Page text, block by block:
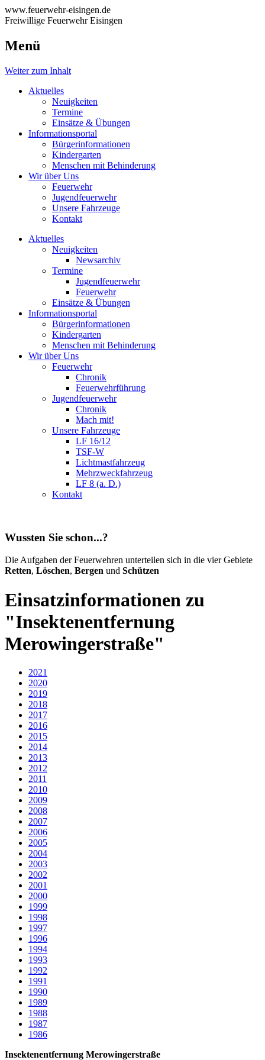
www.feuerwehr-eisingen.de
Freiwillige Feuerwehr Eisingen
Menü
Weiter zum Inhalt
Aktuelles
Neuigkeiten
Termine
Einsätze & Übungen
Informationsportal
Bürgerinformationen
Kindergarten
Menschen mit Behinderung
Wir über Uns
Feuerwehr
Jugendfeuerwehr
Unsere Fahrzeuge
Kontakt
Aktuelles
Neuigkeiten
Newsarchiv
Termine
Jugendfeuerwehr
Feuerwehr
Einsätze & Übungen
Informationsportal
Bürgerinformationen
Kindergarten
Menschen mit Behinderung
Wir über Uns
Feuerwehr
Chronik
Feuerwehrführung
Jugendfeuerwehr
Chronik
Mach mit!
Unsere Fahrzeuge
LF 16/12
TSF-W
Lichtmastfahrzeug
Mehrzweckfahrzeug
LF 8 (a. D.)
Kontakt
Wussten Sie schon...?
Die Aufgaben der Feuerwehren unterteilen sich in die vier Gebiete
Retten, Löschen, Bergen und Schützen
Einsatzinformationen zu
"Insektenentfernung
Merowingerstraße"
2021
2020
2019
2018
2017
2016
2015
2014
2013
2012
2011
2010
2009
2008
2007
2006
2005
2004
2003
2002
2001
2000
1999
1998
1997
1996
1994
1993
1992
1991
1990
1989
1988
1987
1986
Insektenentfernung Merowingerstraße